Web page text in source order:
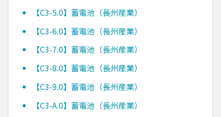
【C3-5.0】蓄電池（長州産業）
【C3-6.0】蓄電池（長州産業）
【C3-7.0】蓄電池（長州産業）
【C3-8.0】蓄電池（長州産業）
【C3-9.0】蓄電池（長州産業）
【C3-A.0】蓄電池（長州産業）